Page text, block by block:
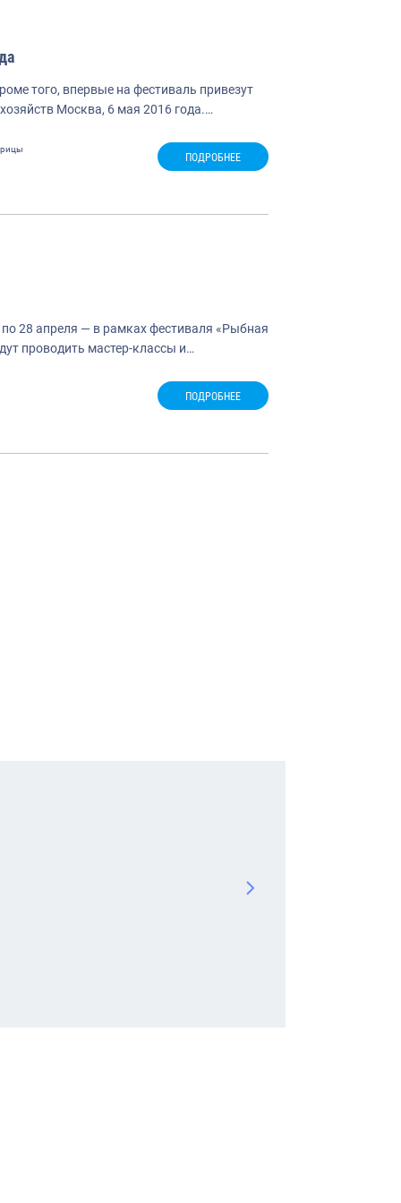
того, впервые на фестиваль привезут
Москва, 6 мая 2016 года.…
ПОДРОБНЕЕ
28 апреля — в рамках фестиваля «Рыбная
проводить мастер-классы и…
ПОДРОБНЕЕ